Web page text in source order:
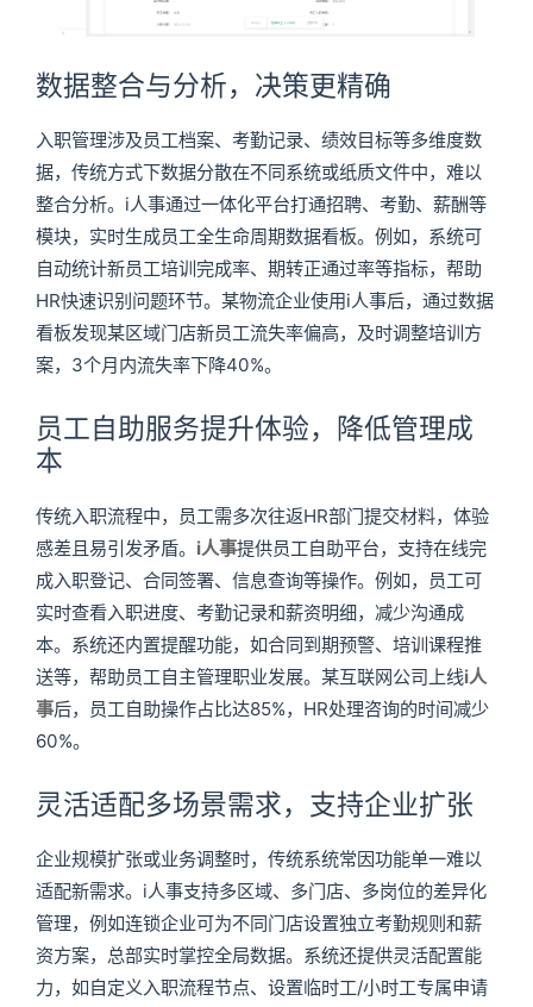
数据整合与分析，决策更精确
入职管理涉及员工档案、考勤记录、绩效目标等多维度数
据，传统方式下数据分散在不同系统或纸质文件中，难以
整合分析。i人事通过一体化平台打通招聘、考勤、薪酬等
模块，实时生成员工全生命周期数据看板。例如，系统可
自动统计新员工培训完成率、期转正通过率等指标，帮助
HR快速识别问题环节。某物流企业使用i人事后，通过数据
看板发现某区域门店新员工流失率偏高，及时调整培训方
案，3个月内流失率下降40%。
员工自助服务提升体验，降低管理成
本
传统入职流程中，员工需多次往返HR部门提交材料，体验
感差且易引发矛盾。 i人事提供员工自助平台，支持在线完
成入职登记、合同签署、信息查询等操作。例如，员工可
实时查看入职进度、考勤记录和薪资明细，减少沟通成
本。系统还内置提醒功能，如合同到期预警、培训课程推
送等，帮助员工自主管理职业发展。某互联网公司上线i人
事后，员工自助操作占比达85%，HR处理咨询的时间减少
60%。
灵活适配多场景需求，支持企业扩张
企业规模扩张或业务调整时，传统系统常因功能单一难以
适配新需求。i人事支持多区域、多门店、多岗位的差异化
管理，例如连锁企业可为不同门店设置独立考勤规则和薪
资方案，总部实时掌控全局数据。系统还提供灵活配置能
力，如自定义入职流程节点、设置临时工/小时工专属申请